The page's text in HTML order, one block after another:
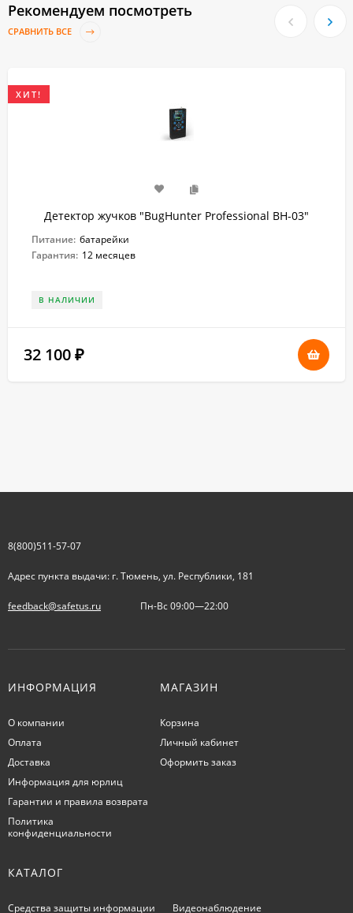
Рекомендуем посмотреть
СРАВНИТЬ ВСЕ
ХИТ!
Детектор жучков "BugHunter Professional BH-03"
Питание: батарейки
Гарантия: 12 месяцев
В НАЛИЧИИ
32 100 ₽
8(800)511-57-07
Адрес пункта выдачи: г. Тюмень, ул. Республики, 181
feedback@safetus.ru Пн-Вс 09:00—22:00
ИНФОРМАЦИЯ
О компании
Оплата
Доставка
Информация для юрлиц
Гарантии и правила возврата
Политика
конфиденциальности
МАГАЗИН
Корзина
Личный кабинет
Оформить заказ
КАТАЛОГ
Средства защиты информации Видеонаблюдение